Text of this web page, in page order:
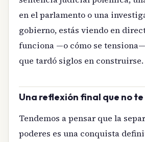
en el parlamento o una
gobierno, estás viendo en
funciona —o cómo se
que tardó siglos en construirse.
Una reflexión final que no
Tendemos a pensar que la
poderes es una conquista